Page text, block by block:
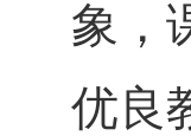
象，
优良